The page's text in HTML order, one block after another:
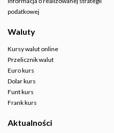
podatkowej
Waluty
Kursy walut online
Przelicznik walut
Euro kurs
Dolar kurs
Funt kurs
Frank kurs
Aktualności